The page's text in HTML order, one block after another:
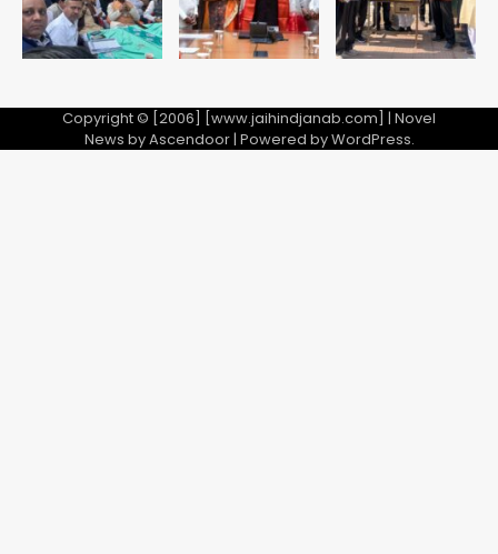
Copyright © [2006] [www.jaihindjanab.com] | Novel
News byAscendoor| Powered byWordPress.